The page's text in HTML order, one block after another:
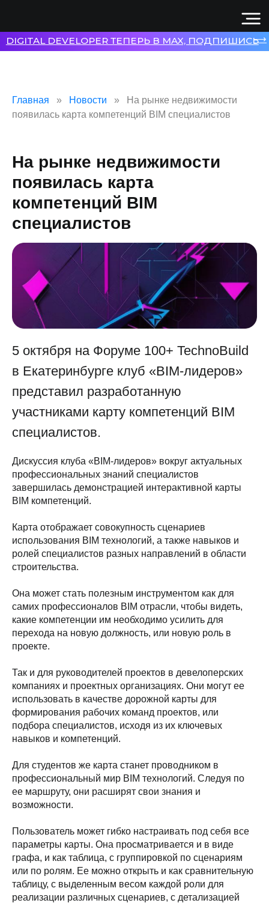
Главная Новости
На рынке недвижимости
появилась карта компетенций BIM специалистов
На рынке недвижимости
появилась карта
компетенций BIM
специалистов
5 октября на Форуме 100+ TechnoBuild
в Екатеринбурге клуб «BIM-лидеров»
представил разработанную
участниками карту компетенций BIM
специалистов.
Дискуссия клуба «BIM-лидеров» вокруг актуальных
профессиональных знаний специалистов
завершилась демонстрацией интерактивной карты
BIM компетенций.
Карта отображает совокупность сценариев
использования BIM технологий, а также навыков и
ролей специалистов разных направлений в области
строительства.
Она может стать полезным инструментом как для
самих профессионалов BIM отрасли, чтобы видеть,
какие компетенции им необходимо усилить для
перехода на новую должность, или новую роль в
проекте.
Так и для руководителей проектов в девелоперских
компаниях и проектных организациях. Они могут ее
использовать в качестве дорожной карты для
формирования рабочих команд проектов, или
подбора специалистов, исходя из их ключевых
навыков и компетенций.
Для студентов же карта станет проводником в
профессиональный мир BIM технологий. Следуя по
ее маршруту, они расширят свои знания и
возможности.
Пользователь может гибко настраивать под себя все
параметры карты. Она просматривается и в виде
графа, и как таблица, с группировкой по сценариям
или по ролям. Ее можно открыть и как сравнительную
таблицу, с выделенным весом каждой роли для
реализации различных сценариев, с детализацией